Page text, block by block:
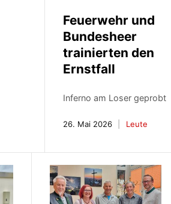
Feuerwehr und
Bundesheer
trainierten den
Ernstfall
Inferno am Loser geprobt
26. Mai 2026 Leute